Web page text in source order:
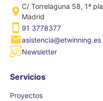
C/ Torrelaguna 58, 1ª
Madrid
91 3778377
asistencia@etwinning.es
Newsletter
Servicios
Proyectos